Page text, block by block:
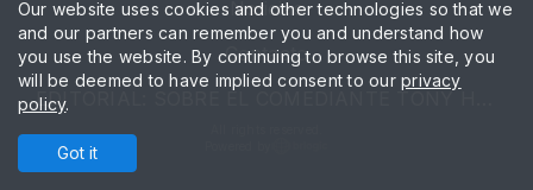
Noticias
Contacto
Our website uses cookies and other technologies so that we
and our partners can remember you and understand how
you use the website. By continuing to browse this site, you
will be deemed to have implied consent to ourprivacy
policy.
Got it